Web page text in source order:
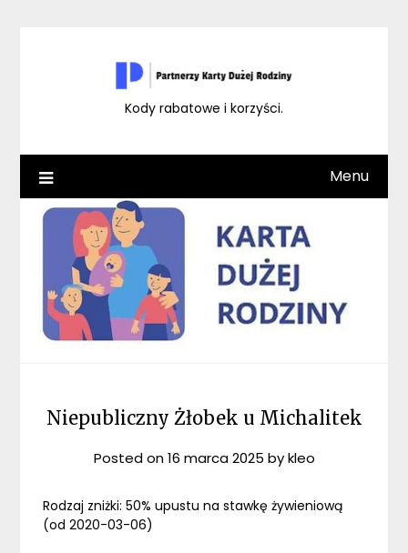
Kody rabatowe i korzyści.
Menu
Niepubliczny Żłobek u Michalitek
Posted on16 marca 2025 bykleo
Rodzaj zniżki: 50% upustu na stawkę żywieniową
(od 2020-03-06)